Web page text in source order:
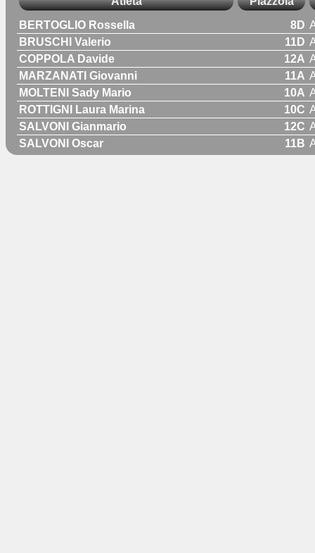
BERTOGLIO Rossella 8D
BRUSCHI Valerio
11D
COPPOLA Davide
12A
MARZANATI Giovanni
11A
MOLTENI Sady Mario
10A
ROTTIGNI Laura Marina
10C
SALVONI Gianmario
12C
SALVONI Oscar
11B